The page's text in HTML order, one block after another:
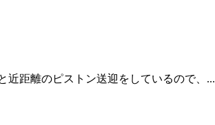
近距離のピストン送迎をしているので、...